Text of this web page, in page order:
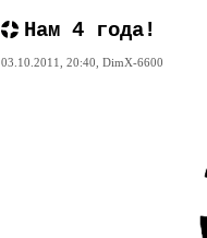
Нам 4 года!
03.10.2011, 20:40, DimX-6600